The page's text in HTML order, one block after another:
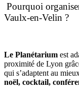
Pourquoi
Vaulx-en-Velin ?
Le Planétarium est
proximité de Lyon
qui s’adaptent au
noël, cocktail,